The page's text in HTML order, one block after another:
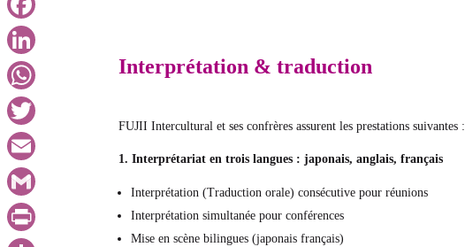
Interprétation & traduction
FUJII Intercultural et ses confrères assurent les prestations suivantes :
1. Interprétariat en trois langues : japonais, anglais, français
Interprétation (Traduction orale) consécutive pour réunions
Interprétation simultanée pour conférences
Mise en scène bilingues (japonais français)
Facebook
LinkedIn
WhatsApp
Twitter
Email
Gmail